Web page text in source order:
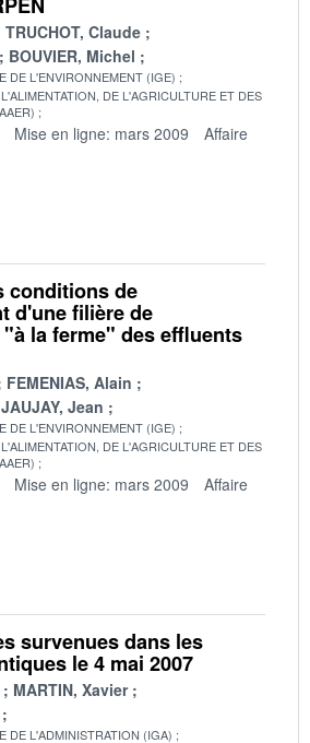
TRUCHOT, Claude
BOUVIER, Michel
DE L'ENVIRONNEMENT (IGE)
DE L'AGRICULTURE ET DES
Mise en ligne: mars 2009
Affaire
conditions de
d'une filière de
la ferme" des effluents
FEMENIAS, Alain
JAUJAY, Jean
DE L'ENVIRONNEMENT (IGE)
DE L'AGRICULTURE ET DES
Mise en ligne: mars 2009
Affaire
survenues dans les
le 4 mai 2007
MARTIN, Xavier
DE L'ADMINISTRATION (IGA)